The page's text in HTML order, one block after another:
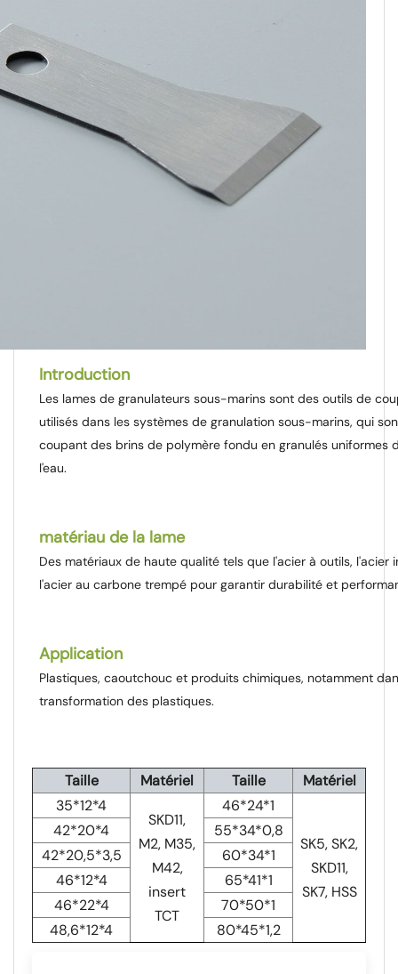
Introduction
Les lames de granulateurs sous-marins sont des outils de
utilisés dans les systèmes de granulation sous-marins, qui
coupant des brins de polymère fondu en granulés uniformes
l'eau.
matériau de la lame
Des matériaux de haute qualité tels que l'acier à outils, l'acier
l'acier au carbone trempé pour garantir durabilité et
Application
Plastiques, caoutchouc et produits chimiques, notamment
transformation des plastiques.
Taille Matériel Taille
Matériel
35*12*4
SKD11,
M2, M35,
M42,
insert
TCT
46*24*1
SK5, SK2,
SKD11,
SK7, HSS
42*20*4
55*34*0,8
42*20,5*3,5
60*34*1
46*12*4
65*41*1
46*22*4
70*50*1
48,6*12*4
80*45*1,2